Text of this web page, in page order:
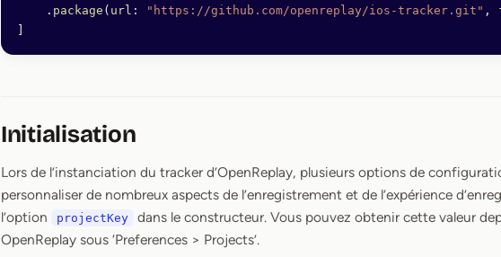
    .
package ( url : "https://github.com/openreplay/ios-tracker.git" ,
Initialisation
Lors de l’instanciation du tracker d’OpenReplay, plusieurs options de
personnaliser de nombreux aspects de l’enregistrement et de l’expérience
l’option
projectKey
dans le constructeur. Vous pouvez obtenir cette valeur
OpenReplay sous ‘Preferences > Projects’.